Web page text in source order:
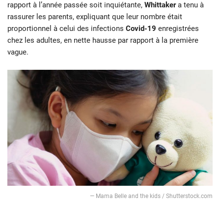
rapport à l’année passée soit inquiétante, Whittakera tenu à
rassurer les parents, expliquant que leur nombre était
proportionnel à celui des infections Covid-19 enregistrées
chez les adultes, en nette hausse par rapport à la première
vague.
— Mama Belle and the kids / Shutterstock.com